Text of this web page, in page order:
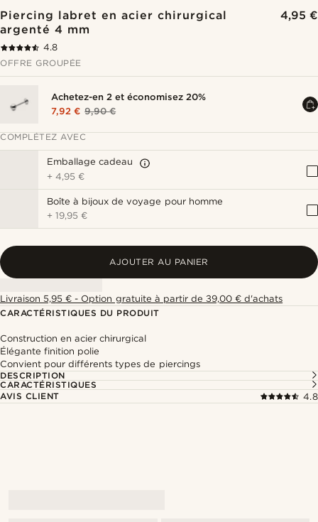
Piercing labret en acier chirurgical
argenté 4 mm
4,95 €
4.8
OFFRE GROUPÉE
Achetez-en 2 et économisez 20%
7,92 € 9,90 €
COMPLÉTEZ AVEC
Emballage cadeau
+4,95 €
Boîte à bijoux de voyage pour homme
+19,95 €
AJOUTER AU PANIER
Livraison 5,95 € - Option gratuite à partir de 39,00 € d'achats
CARACTÉRISTIQUES DU PRODUIT
Construction en acier chirurgical
Élégante finition polie
Convient pour différents types de piercings
DESCRIPTION
CARACTÉRISTIQUES
AVIS CLIENT
4.8